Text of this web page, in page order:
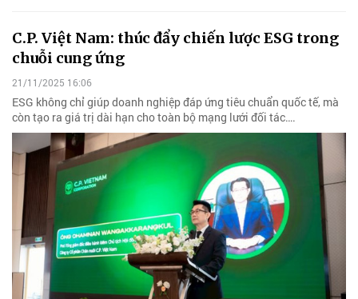
C.P. Việt Nam: thúc đẩy chiến lược ESG trong
chuỗi cung ứng
21/11/2025 16:06
ESG không chỉ giúp doanh nghiệp đáp ứng tiêu chuẩn quốc tế, mà
còn tạo ra giá trị dài hạn cho toàn bộ mạng lưới đối tác….